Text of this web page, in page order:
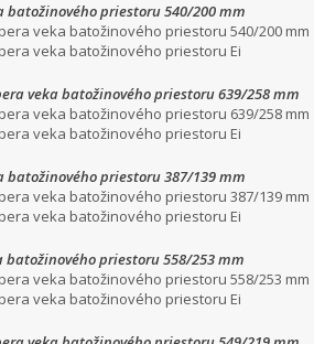
batožinového priestoru 540/200 mm
veka batožinového priestoru 540/200 mm
veka batožinového priestoru Ei
veka batožinového priestoru 639/258 mm
veka batožinového priestoru 639/258 mm
veka batožinového priestoru Ei
batožinového priestoru 387/139 mm
veka batožinového priestoru 387/139 mm
veka batožinového priestoru Ei
batožinového priestoru 558/253 mm
veka batožinového priestoru 558/253 mm
veka batožinového priestoru Ei